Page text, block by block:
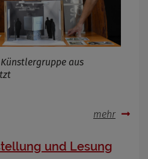
aus
mehr
und Lesung